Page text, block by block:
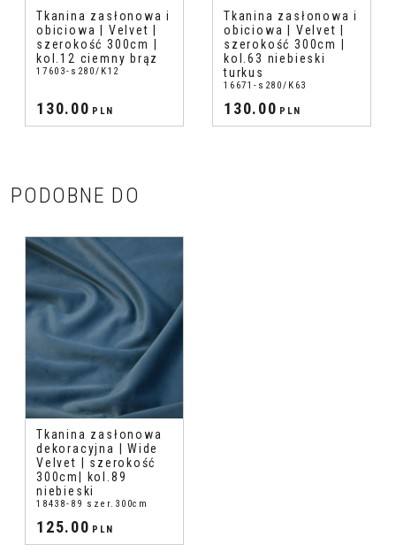
Tkanina zasłonowa i
obiciowa | Velvet |
szerokość 300cm |
kol.12 ciemny brąz
17603-s280/K12
130.00 PLN
Tkanina zasłonowa i
obiciowa | Velvet |
szerokość 300cm |
kol.63 niebieski
turkus
16671-s280/K63
130.00 PLN
PODOBNE DO
Tkanina zasłonowa
dekoracyjna | Wide
Velvet | szerokość
300cm| kol.89
niebieski
18438-89 szer.300cm
125.00 PLN